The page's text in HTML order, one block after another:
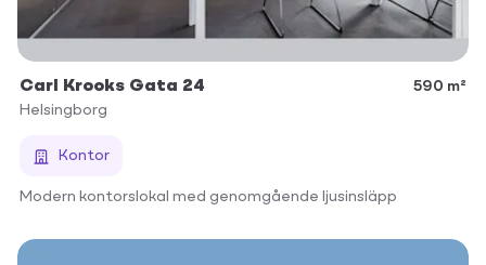
Carl Krooks Gata 24
590 m²
Helsingborg
Kontor
Modern kontorslokal med genomgående ljusinsläpp